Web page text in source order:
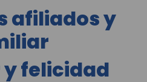
afiliados y
felicidad